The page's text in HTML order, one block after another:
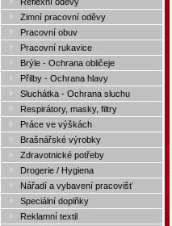
Zimní pracovní oděvy
Pracovní obuv
Pracovní rukavice
Brýle - Ochrana obličeje
Přilby - Ochrana hlavy
Sluchátka - Ochrana sluchu
Respirátory, masky, filtry
Práce ve výškách
Brašnářské výrobky
Zdravotnické potřeby
Drogerie / Hygiena
Nářadí a vybavení pracovišť
Speciální doplňky
Reklamní textil